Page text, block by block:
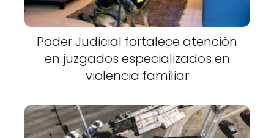
Poder Judicial fortalece atención
en juzgados especializados en
violencia familiar